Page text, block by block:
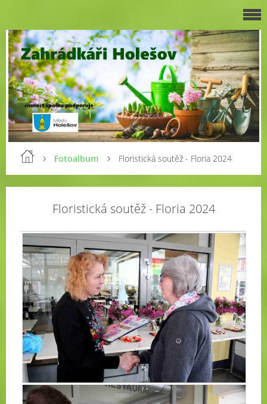
Fotoalbum Floristická soutěž - Floria 2024
Floristická soutěž - Floria 2024